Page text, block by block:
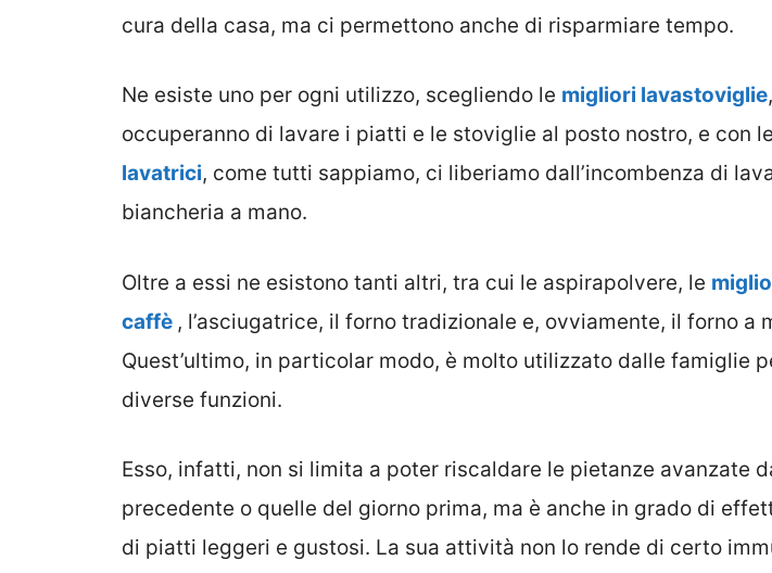
cura della casa, ma ci permettono anche di risparmiare tempo.
Ne esiste uno per ogni utilizzo, scegliendo le migliori lavastoviglie
occuperanno di lavare i piatti e le stoviglie al posto nostro, e con le
lavatrici, come tutti sappiamo, ci liberiamo dall’incombenza di
biancheria a mano.
Oltre a essi ne esistono tanti altri, tra cui le aspirapolvere, le
caffè , l’asciugatrice, il forno tradizionale e, ovviamente, il forno a
Quest’ultimo, in particolar modo, è molto utilizzato dalle famiglie
diverse funzioni.
Esso, infatti, non si limita a poter riscaldare le pietanze avanzate
precedente o quelle del giorno prima, ma è anche in grado di
di piatti leggeri e gustosi. La sua attività non lo rende di certo